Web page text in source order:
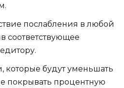
послабления в любой
соответствующее
которые будут уменьшать
покрывать процентную